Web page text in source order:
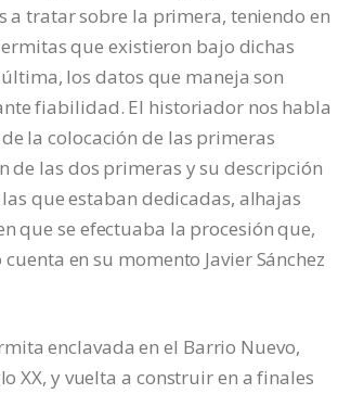
a tratar sobre la primera, teniendo en
que existieron bajo dichas
los datos que maneja son
fiabilidad. El historiador nos habla
la colocación de las primeras
de las dos primeras y su descripción
que estaban dedicadas, alhajas
que se efectuaba la procesión que,
en su momento Javier Sánchez
enclavada en el Barrio Nuevo,
XX, y vuelta a construir en a finales